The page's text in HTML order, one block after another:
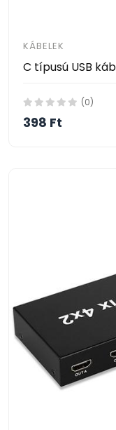
KÁBELEK
(0)
398 Ft